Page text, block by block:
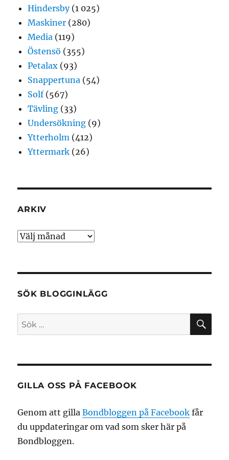
Hindersby(1 025)
Maskiner (280)
Media (119)
Östensö (355)
Petalax (93)
Snappertuna (54)
Solf(567)
Tävling (33)
Undersökning (9)
Ytterholm (412)
Yttermark (26)
ARKIV
Arkiv
SÖK BLOGGINLÄGG
Sök
efter:
GILLA OSS PÅ FACEBOOK
Genom att gillaBondbloggen på Facebook får
du uppdateringar om vad som sker här på
Bondbloggen.